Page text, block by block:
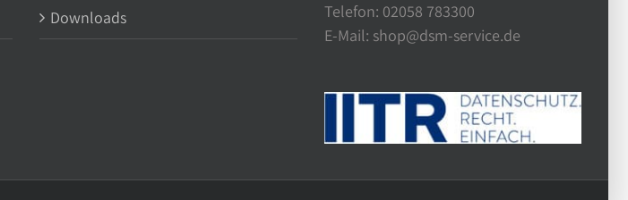
Downloads
Telefon: 02058 783300
E-Mail: shop@dsm-service.de